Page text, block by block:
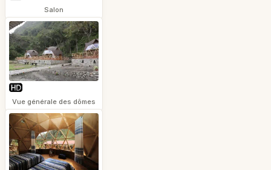
Salon
Vue générale des dômes